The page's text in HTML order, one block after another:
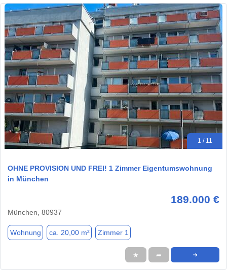
1 / 11
OHNE PROVISION UND FREI! 1 Zimmer Eigentumswohnung
in München
189.000 €
München, 80937
Wohnung ca. 20,00 m² Zimmer 1
★ ➦ ➜